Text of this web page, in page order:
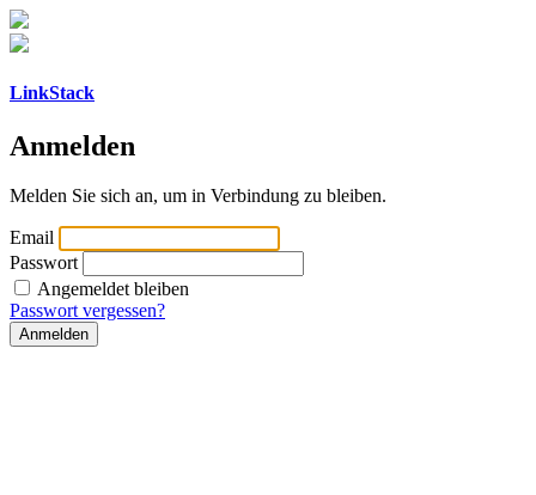
LinkStack
Anmelden
Melden Sie sich an, um in Verbindung zu bleiben.
Email
Passwort
Angemeldet bleiben
Passwort vergessen?
Anmelden